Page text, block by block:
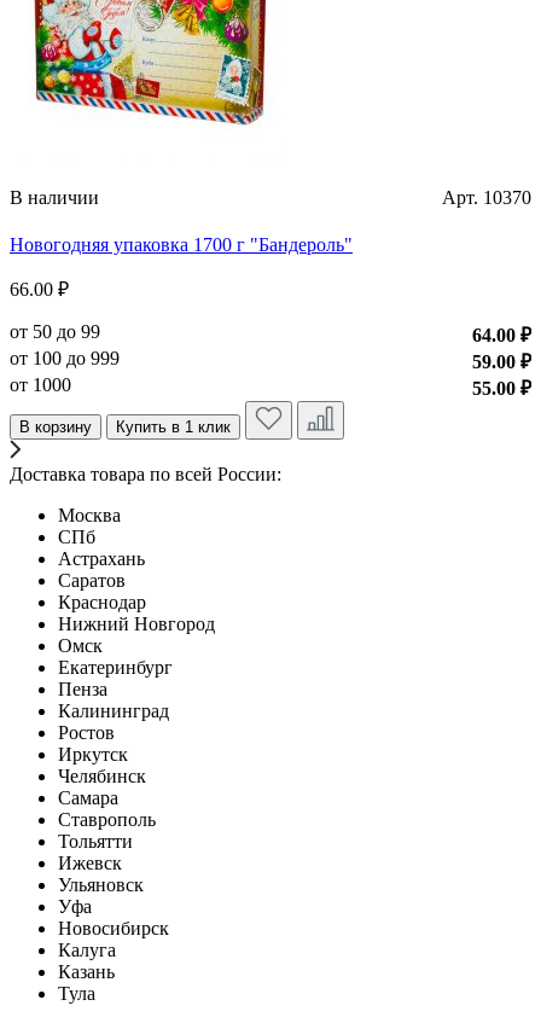
В наличии Арт. 10370
Новогодняя упаковка 1700 г "Бандероль"
66.00 ₽
от 50 до 99
64.00 ₽
от 100 до 999
59.00 ₽
от 1000
55.00 ₽
В корзину Купить в 1 клик
Доставка товара по всей России:
Москва
СПб
Астрахань
Саратов
Краснодар
Нижний Новгород
Омск
Екатеринбург
Пенза
Калининград
Ростов
Иркутск
Челябинск
Самара
Ставрополь
Тольятти
Ижевск
Ульяновск
Уфа
Новосибирск
Калуга
Казань
Тула